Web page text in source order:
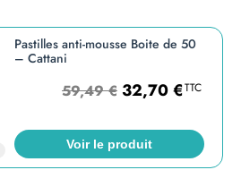
Pastilles anti-mousse Boite de 50
– Cattani
59,49€ 32,70€TTC
Voir le produit